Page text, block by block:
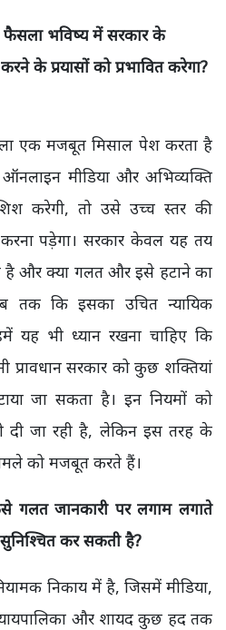
भविष्य में सरकार के
के प्रयासों को प्रभावित करेगा?
एक मजबूत मिसाल पेश करता है
मीडिया और अभिव्यक्ति
करेगी, तो उसे उच्च स्तर की
करना पड़ेगा। सरकार केवल यह तय
है और क्या गलत और इसे हटाने का
तक कि इसका उचित न्यायिक
यह भी ध्यान रखना चाहिए कि
सरकार को कुछ शक्तियां
जा सकता है। इन नियमों को
दी जा रही है, लेकिन इस तरह के
को मजबूत करते हैं।
गलत जानकारी पर लगाम लगाते
कर सकती है?
निकाय में है, जिसमें मीडिया,
और शायद कुछ हद तक